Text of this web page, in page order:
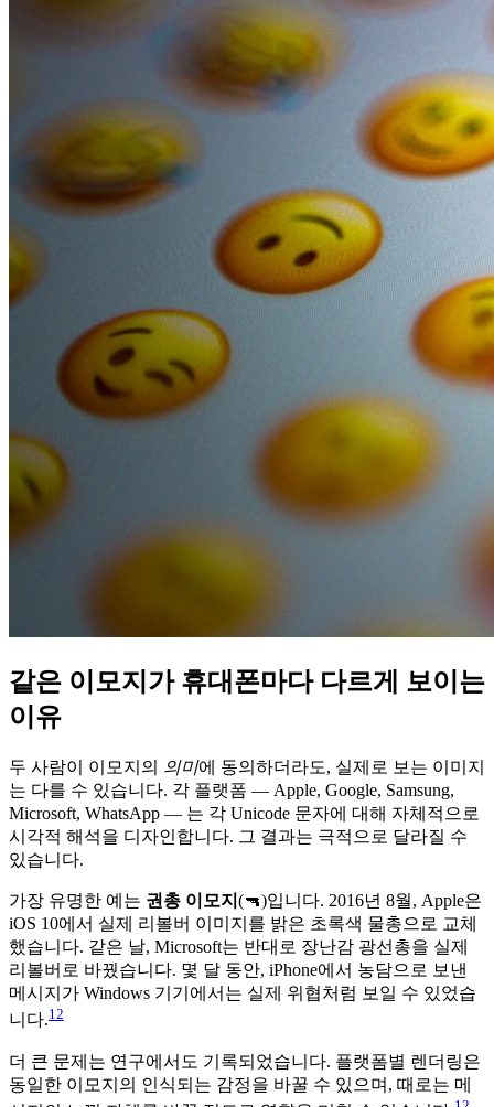
같은 이모지가 휴대폰마다 다르게 보이는
이유
두 사람이 이모지의 의미에 동의하더라도, 실제로 보는 이미지
는 다를 수 있습니다. 각 플랫폼 — Apple, Google, Samsung,
Microsoft, WhatsApp — 는 각 Unicode 문자에 대해 자체적으로
시각적 해석을 디자인합니다. 그 결과는 극적으로 달라질 수
있습니다.
가장 유명한 예는 권총 이모지 (🔫)입니다. 2016년 8월, Apple은
iOS 10에서 실제 리볼버 이미지를 밝은 초록색 물총으로 교체
했습니다. 같은 날, Microsoft는 반대로 장난감 광선총을 실제
리볼버로 바꿨습니다. 몇 달 동안, iPhone에서 농담으로 보낸
메시지가 Windows 기기에서는 실제 위협처럼 보일 수 있었습
니다.12
더 큰 문제는 연구에서도 기록되었습니다. 플랫폼별 렌더링은
동일한 이모지의 인식되는 감정을 바꿀 수 있으며, 때로는 메